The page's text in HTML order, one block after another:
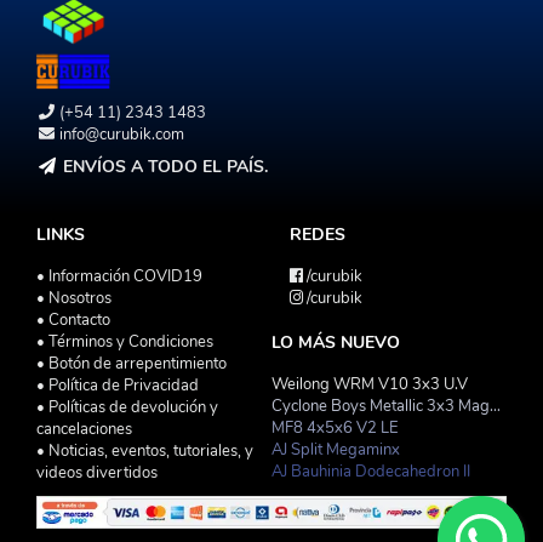
(+54 11) 2343 1483
info@curubik.com
ENVÍOS A TODO EL PAÍS.
LINKS
• Información COVID19
• Nosotros
• Contacto
• Términos y Condiciones
• Botón de arrepentimiento
• Política de Privacidad
• Políticas de devolución y
cancelaciones
• Noticias, eventos, tutoriales, y
videos divertidos
REDES
/curubik
/curubik
LO MÁS NUEVO
Weilong WRM V10 3x3 U.V
Cyclone Boys Metallic 3x3 Magnetico Macaron
MF8 4x5x6 V2 LE
AJ Split Megaminx
AJ Bauhinia Dodecahedron II